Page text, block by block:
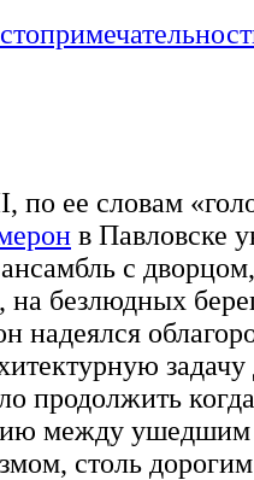
ее словам
в Павловске
с
безлюдных
надеялся
продолжить
между ушедшим
столь